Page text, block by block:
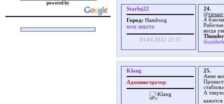
powered by
Starlej22
Город: Hamburg
моя анкета
03.04.2012 22:57
24.
@riesaer
А
когда
Klang
Администратор
25.
Акме
А